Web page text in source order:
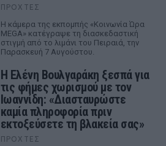
ΠΡΟΧΤΈΣ
Η κάμερα της εκπομπής «Κοινωνία Ώρα
MEGA» κατέγραψε τη διασκεδαστική
στιγμή από το λιμάνι του Πειραιά, την
Παρασκευή 7 Αυγούστου.
Η Ελένη Βουλγαράκη ξεσπά για
τις φήμες χωρισμού με τον
Ιωαννίδη: «Διασταυρώστε
καμία πληροφορία πριν
εκτοξεύσετε τη βλακεία σας»
ΠΡΟΧΤΈΣ